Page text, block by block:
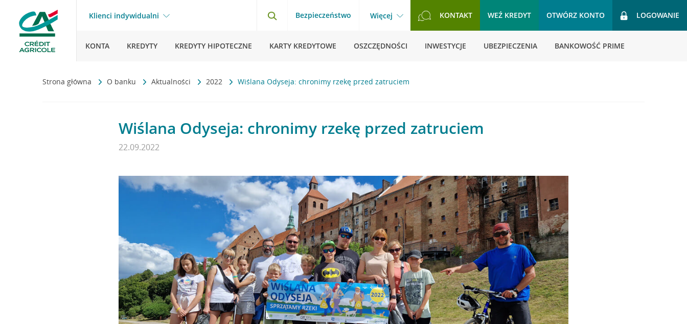
Klienci indywidualni Bezpieczeństwo Więcej KONTAKT WEŹ KREDYT OTWÓRZ KONTO LOGOWANIE
KONTA KREDYTY KREDYTY HIPOTECZNE KARTY KREDYTOWE OSZCZĘDNOŚCI INWESTYCJE UBEZPIECZENIA BANKOWOŚĆ PRIME
Strona główna O banku Aktualności 2022 Wiślana Odyseja: chronimy rzekę przed zatruciem
Wiślana Odyseja: chronimy rzekę przed zatruciem
22.09.2022